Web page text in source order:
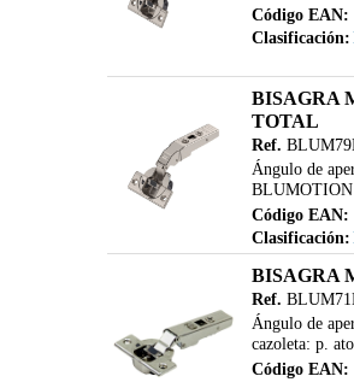
Código EAN:
Clasificación:
BISAGRA
TOTAL
Ref.
Ángulo de
BLUMOTION
Código EAN:
Clasificación:
BISAGRA
Ref.
Ángulo de
cazoleta: p.
Código EAN: